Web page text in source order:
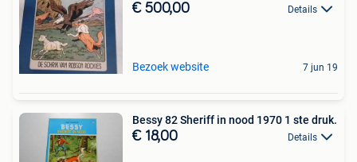
€ 500,00 Details
Bezoek website 7 jun 19
Bessy 82 Sheriff in nood 1970 1 ste druk.
€ 18,00 Details